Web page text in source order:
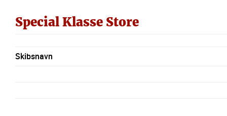
Special Klasse Store
Skibsnavn